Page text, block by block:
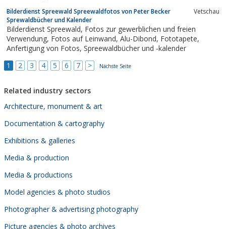
Bilderdienst Spreewald Spreewaldfotos von Peter Becker
Sprewaldbücher und Kalender
Vetschau
Bilderdienst Spreewald, Fotos zur gewerblichen und freien
Verwendung, Fotos auf Leinwand, Alu-Dibond, Fototapete,
Anfertigung von Fotos, Spreewaldbücher und -kalender
1
2 3 4 5 6 7 > Nächste Seite
Related industry sectors
Architecture, monument & art
Documentation & cartography
Exhibitions & galleries
Media & production
Media & productions
Model agencies & photo studios
Photographer & advertising photography
Picture agencies & photo archives